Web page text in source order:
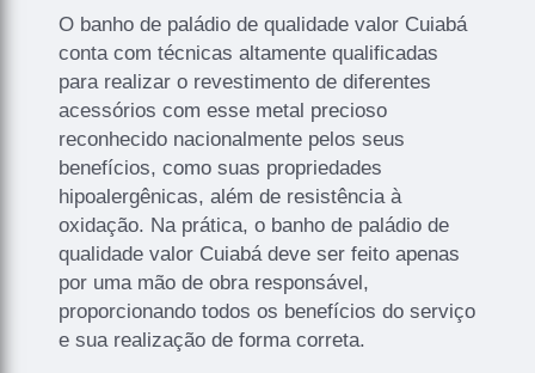
O banho de paládio de qualidade valor Cuiabá
conta com técnicas altamente qualificadas
para realizar o revestimento de diferentes
acessórios com esse metal precioso
reconhecido nacionalmente pelos seus
benefícios, como suas propriedades
hipoalergênicas, além de resistência à
oxidação. Na prática, o banho de paládio de
qualidade valor Cuiabá deve ser feito apenas
por uma mão de obra responsável,
proporcionando todos os benefícios do serviço
e sua realização de forma correta.